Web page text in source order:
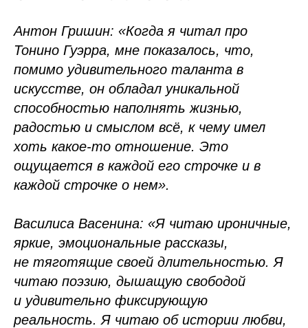
Антон Гришин: «Когда я читал про
Тонино Гуэрра, мне показалось, что,
помимо удивительного таланта в
искусстве, он обладал уникальной
способностью наполнять жизнью,
радостью и смыслом всё, к чему имел
хоть какое-то отношение. Это
ощущается в каждой его строчке и в
каждой строчке о нем».
Василиса Васенина: «Я читаю ироничные,
яркие, эмоциональные рассказы,
не тяготящие своей длительностью. Я
читаю поэзию, дышащую свободой
и удивительно фиксирующую
реальность. Я читаю об истории любви,